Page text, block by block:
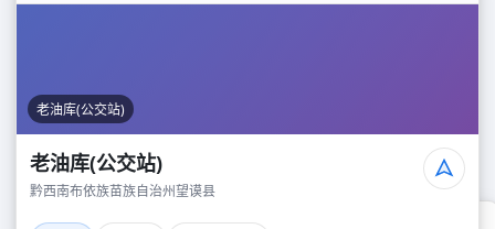
老油库(公交站)
老油库(公交站)
黔西南布依族苗族自治州望谟县